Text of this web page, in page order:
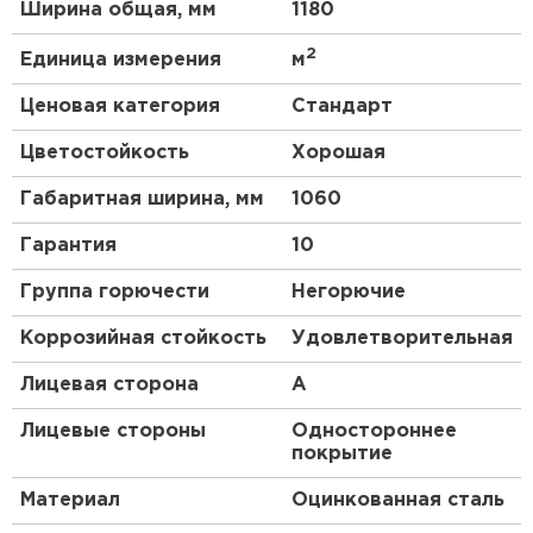
Структура. Профнастил – композитный
(многослойный) материал. У разных марок
число слоев меняется от 3 до 10; толщина
также может быть разной.
Ширина общая, мм 1180
Единица измерения м2
Ценовая категория Стандарт
Цветостойкость Хорошая
Габаритная ширина, мм 1060
Гарантия 10
Группа горючести Негорючие
Коррозийная стойкость Удовлетворительная
Лицевая сторона A
Лицевые стороны
Одностороннее
покрытие
Материал Оцинкованная сталь